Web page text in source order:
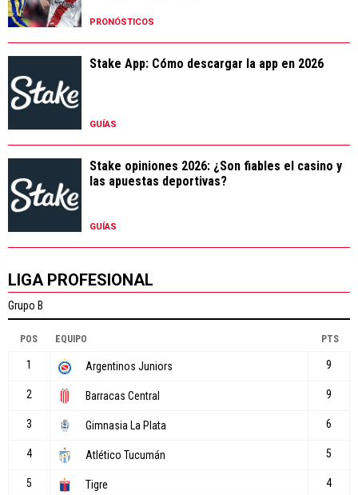
PRONÓSTICOS
Stake App: Cómo descargar la app en 2026
GUÍAS
Stake opiniones 2026: ¿Son fiables el casino y
las apuestas deportivas?
GUÍAS
LIGA PROFESIONAL